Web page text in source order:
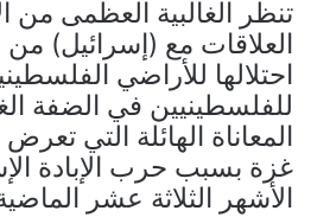
تنظر الغالبية العظمى من
العلاقات مع (إسرائيل)
احتلالها للأراضي
للفلسطينيين في الضفة
المعاناة الهائلة التي تعرض
غزة بسبب حرب الإبادة
الأشهر الثلاثة عشر